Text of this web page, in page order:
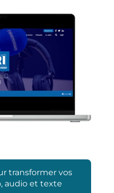
transformer vos
audio et texte